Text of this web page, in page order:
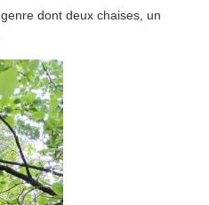
dont deux chaises, un